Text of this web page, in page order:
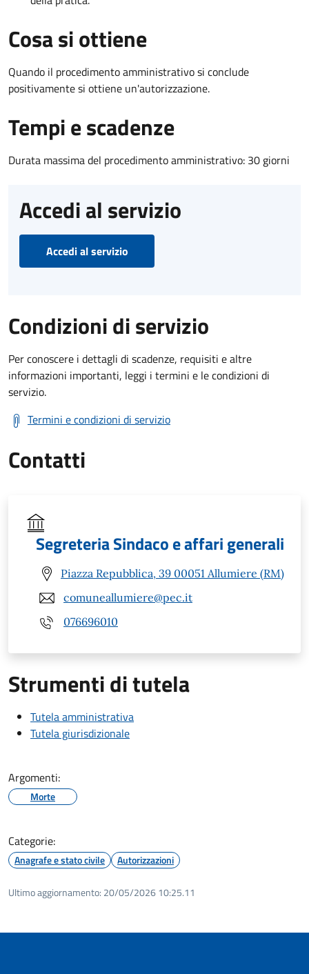
Cosa si ottiene
Quando il procedimento amministrativo si conclude
positivamente si ottiene un'autorizzazione.
Tempi e scadenze
Durata massima del procedimento amministrativo: 30 giorni
Accedi al servizio
Accedi al servizio
Condizioni di servizio
Per conoscere i dettagli di scadenze, requisiti e altre
informazioni importanti, leggi i termini e le condizioni di
servizio.
Termini e condizioni di servizio
Contatti
Segreteria Sindaco e affari generali
Piazza Repubblica, 39 00051 Allumiere (RM)
comuneallumiere@pec.it
076696010
Strumenti di tutela
Tutela amministrativa
Tutela giurisdizionale
Argomenti:
Morte
Categorie:
Anagrafe e stato civile Autorizzazioni
Ultimo aggiornamento: 20/05/2026 10:25.11